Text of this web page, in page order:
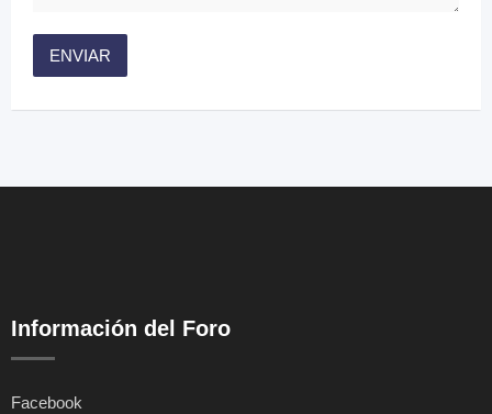
Información del Foro
Facebook